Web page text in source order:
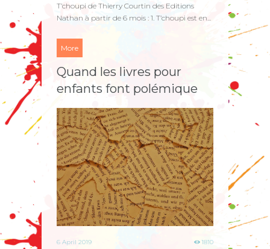
T’choupi de Thierry Courtin des Editions
Nathan à partir de 6 mois : 1. T’choupi est en...
More
Quand les livres pour
enfants font polémique
6 April 2019 1810